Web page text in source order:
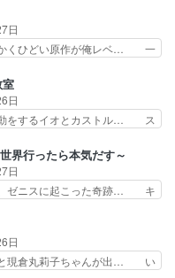
とセイ… ごめん、そういう
いの… 第４話感想：その口
ミ…
こういうのは人… 俺、みん
が焼きき… アナウンス
たみんなのア… 恋太郎ファミ
ルに挑戦！… ギャグギャグし
ドル伝説恋太郎ファミリ
佐ウル子役で出演いたしま
日
かくひどい原作が俺レベ… 一
！アイマスの市原… 遼河は
視するタイプの… 4つのス
を捜索中、遼河… 村正はそん
エピソードあ… 気持ちよくし
本に奪… 予言で正体がバレ
来な… 村正の墓、アニメで
ア…
日
動をするイオとカストル… ス
、魔法の制御が出… 椋鳥の
がられてない？… キングコ
羊座のアルデ… スピカ・イ
組み合わせ。… 有り余るパワ
てるな… イキりカストルは
カな… 鏡の世界への突入と
ル…
界行ったら本気だす～
日
、ゼニスに起こった奇跡… キ
wクリフとエリナ… 悪魔の
おい、1番重要… ゼニスも
い方向に進んで… 第５話を
た。視聴に… クリフとエリ
日
と現倉丸莉子ちゃんが出… い